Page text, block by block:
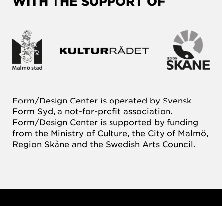
Form/Design Center is operated by Svensk
Form Syd, a not-for-profit association.
Form/Design Center is supported by funding
from the Ministry of Culture, the City of Malmö,
Region Skåne and the Swedish Arts Council.